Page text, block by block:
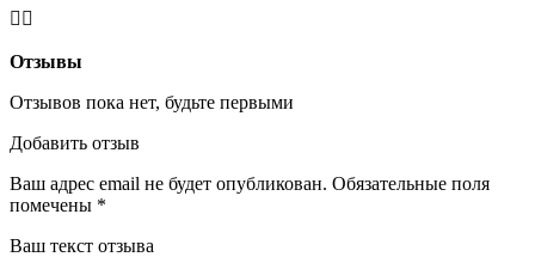
Отзывы
Отзывов пока нет, будьте первыми
Добавить отзыв
Ваш адрес email не будет опубликован. Обязательные поля
помечены *
Ваш текст отзыва